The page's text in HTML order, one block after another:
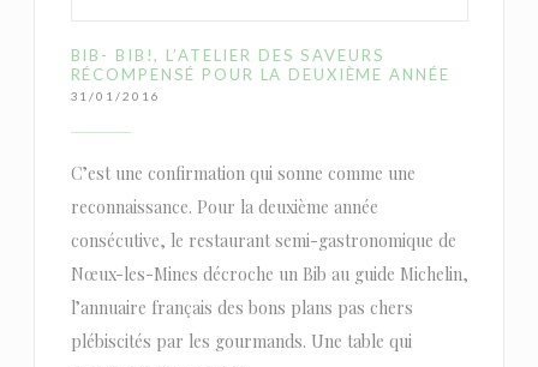
BIB- BIB!, L’ATELIER DES SAVEURS
RÉCOMPENSÉ POUR LA DEUXIÈME ANNÉE
31/01/2016
C’est une confirmation qui sonne comme une
reconnaissance. Pour la deuxième année
consécutive, le restaurant semi-gastronomique de
Nœux-les-Mines décroche un Bib au guide Michelin,
l’annuaire français des bons plans pas chers
plébiscités par les gourmands. Une table qui